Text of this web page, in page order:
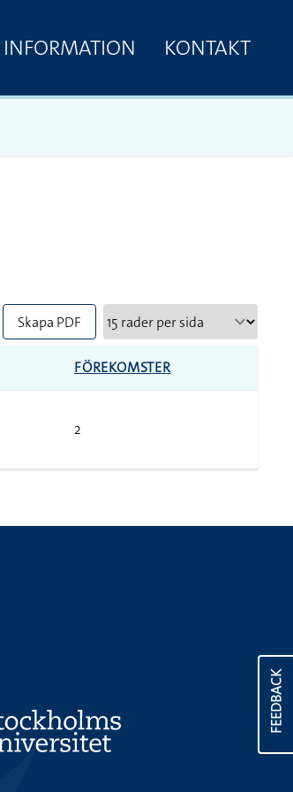
INFORMATION KONTAKT
Skapa PDF
FÖREKOMSTER
2
FEEDBACK